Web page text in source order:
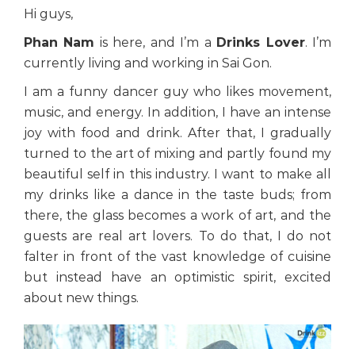
Hi guys,
Phan Nam is here, and I’m a Drinks Lover. I’m
currently living and working in Sai Gon.
I am a funny dancer guy who likes movement,
music, and energy. In addition, I have an intense
joy with food and drink. After that, I gradually
turned to the art of mixing and partly found my
beautiful self in this industry. I want to make all
my drinks like a dance in the taste buds; from
there, the glass becomes a work of art, and the
guests are real art lovers. To do that, I do not
falter in front of the vast knowledge of cuisine
but instead have an optimistic spirit, excited
about new things.